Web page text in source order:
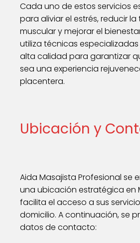
Cada uno de estos servicios
para aliviar el estrés, reducir la
muscular y mejorar el
utiliza técnicas
alta calidad para garantizar
sea una experiencia
placentera.
Ubicación y
Aida Masajista Profesional se
una ubicación estratégica en
facilita el acceso a sus
domicilio. A continuación, se
datos de contacto: